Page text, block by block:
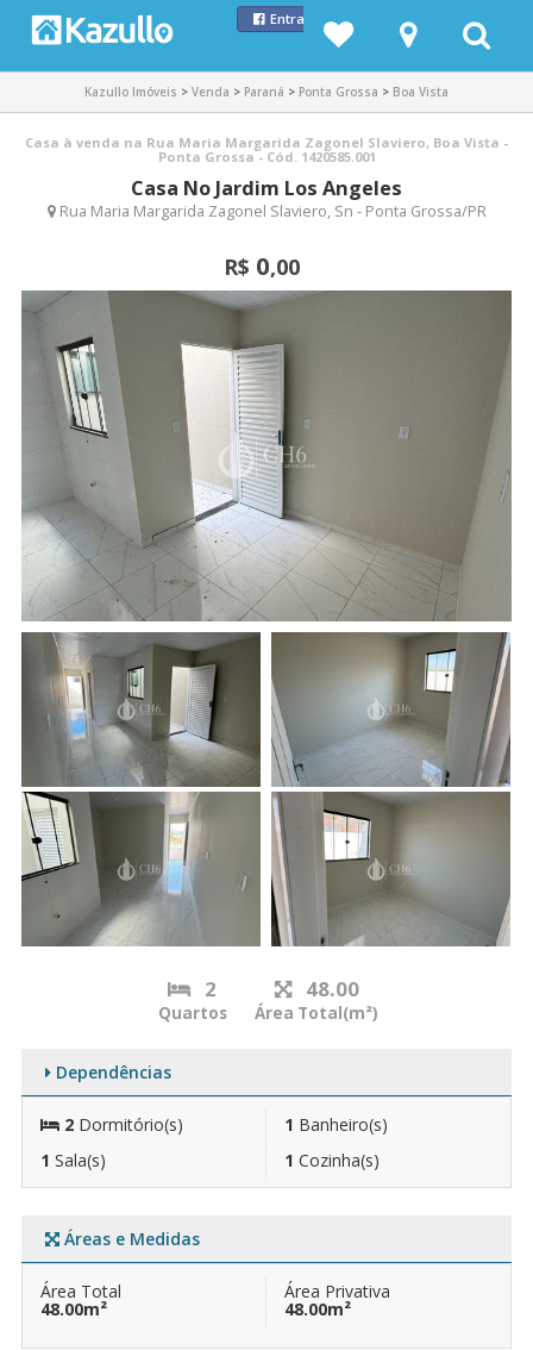
Entrar com Facebook
Kazullo Imóveis > Venda > Paraná > Ponta Grossa > Boa Vista
Casa à venda na Rua Maria Margarida Zagonel Slaviero, Boa Vista -
Ponta Grossa - Cód. 1420585.001
Casa No Jardim Los Angeles
Rua Maria Margarida Zagonel Slaviero, Sn - Ponta Grossa/PR
R$ 0,00
2
Quartos
48.00
Área Total(m²)
Dependências
2 Dormitório(s) 1 Banheiro(s)
1 Sala(s) 1 Cozinha(s)
Áreas e Medidas
Área Total
48.00m²
Área Privativa
48.00m²